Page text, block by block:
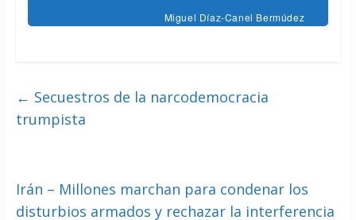
Miguel Díaz-Canel Bermúdez
← Secuestros de la narcodemocracia
trumpista
Irán – Millones marchan para condenar los
disturbios armados y rechazar la interferencia